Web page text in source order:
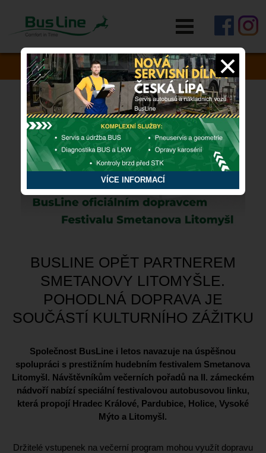
VÍCE INFORMACÍ
RYCHLÁ POMOC
Zapomněli jste si něco v autobusu?
BUSLINE OPĚT PARTNEREM
SMETANOVY LITOMYŠLE.
POHODLNÁ DOPRAVA JE
SOUČÁSTÍ KULTURNÍHO ZÁŽITKU
Společnost BusLine i letos navazuje na úspěšnou
spolupráci s prestižním hudebním festivalem Smetanova
Litomyšl. Návštěvníkům večerních pořadů na II. zámeckém
nádvoří nabízí speciální festivalovou autobusovou linku,
která propojí Hradec Králové, Pardubice, Holice, Vysoké
Mýto a Litomyšl.
Držitelé vstupenek na večerní program mohou využít dopravu